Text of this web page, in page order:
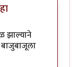
झाल्याने
बाजुबाजूला